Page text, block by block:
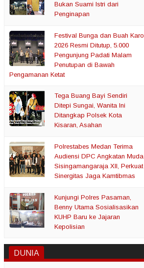
Bukan Suami Istri dari
Penginapan
Festival Bunga dan Buah Karo
2026 Resmi Ditutup, 5.000
Pengunjung Padati Malam
Penutupan di Bawah
Pengamanan Ketat
Tega Buang Bayi Sendiri
Ditepi Sungai, Wanita Ini
Ditangkap Polsek Kota
Kisaran, Asahan
Polrestabes Medan Terima
Audiensi DPC Angkatan Muda
Sisingamangaraja XII, Perkuat
Sinergitas Jaga Kamtibmas
Kunjungi Polres Pasaman,
Benny Utama Sosialisasikan
KUHP Baru ke Jajaran
Kepolisian
DUNIA